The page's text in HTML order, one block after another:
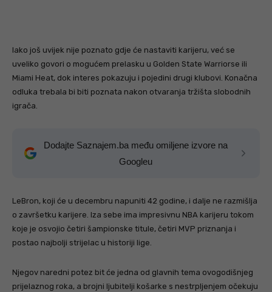
Iako još uvijek nije poznato gdje će nastaviti karijeru, već se
uveliko govori o mogućem prelasku u Golden State Warriorse ili
Miami Heat, dok interes pokazuju i pojedini drugi klubovi. Konačna
odluka trebala bi biti poznata nakon otvaranja tržišta slobodnih
igrača.
Dodajte Saznajem.ba među omiljene izvore na
Googleu
LeBron, koji će u decembru napuniti 42 godine, i dalje ne razmišlja
o završetku karijere. Iza sebe ima impresivnu NBA karijeru tokom
koje je osvojio četiri šampionske titule, četiri MVP priznanja i
postao najbolji strijelac u historiji lige.
Njegov naredni potez bit će jedna od glavnih tema ovogodišnjeg
prijelaznog roka, a brojni ljubitelji košarke s nestrpljenjem očekuju